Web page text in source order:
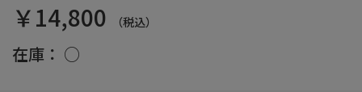
￥14,800 （税込）
在庫： ○